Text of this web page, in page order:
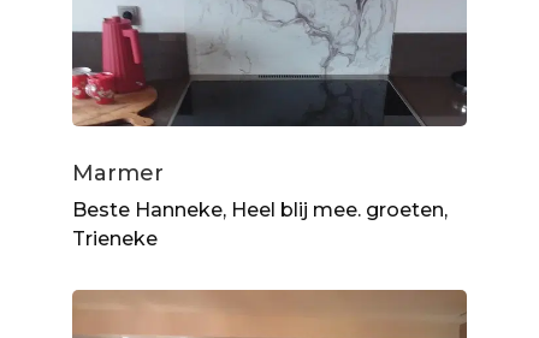
Marmer
Beste Hanneke, Heel blij mee. groeten,
Trieneke